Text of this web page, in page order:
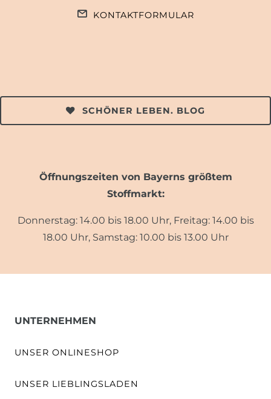
KONTAKTFORMULAR
SCHÖNER LEBEN. BLOG
Öffnungszeiten von Bayerns größtem
Stoffmarkt:
Donnerstag: 14.00 bis 18.00 Uhr, Freitag: 14.00 bis
18.00 Uhr, Samstag: 10.00 bis 13.00 Uhr
UNTERNEHMEN
UNSER ONLINESHOP
UNSER LIEBLINGSLADEN